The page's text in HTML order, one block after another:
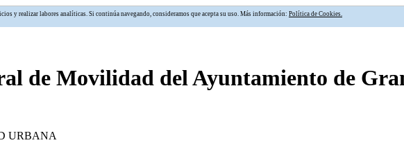
y realizar labores analíticas. Si continúa navegando, consideramos que acepta su uso. Más información: Política de Cookies.
de Movilidad del Ayuntamiento de
URBANA